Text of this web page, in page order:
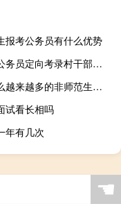
报考公务员有什么优势
湖南公务员定向考录村干部有什么要求
为什么越来越多的非师范生考教资
试看长相吗
年有几次
☚